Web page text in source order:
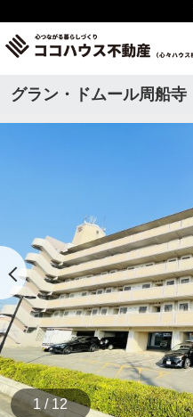
グラン・ドムール周船寺
1 / 12